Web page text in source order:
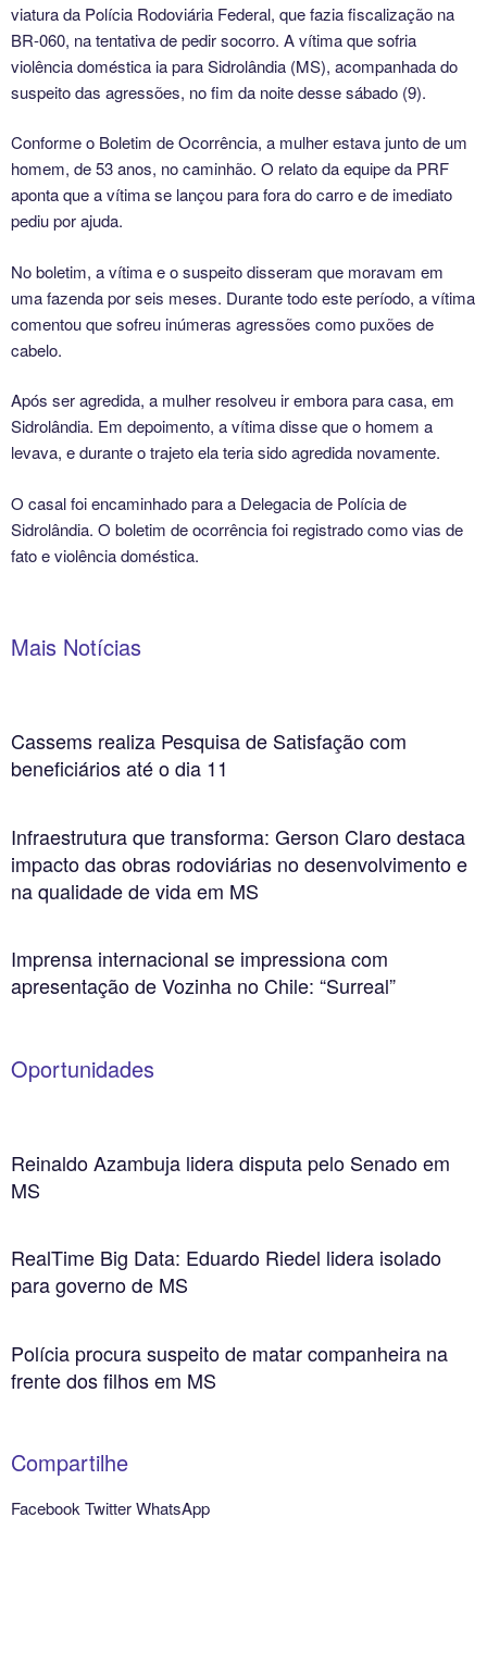
viatura da Polícia Rodoviária Federal, que fazia fiscalização na
BR-060, na tentativa de pedir socorro. A vítima que sofria
violência doméstica ia para Sidrolândia (MS), acompanhada do
suspeito das agressões, no fim da noite desse sábado (9).
Conforme o Boletim de Ocorrência, a mulher estava junto de um
homem, de 53 anos, no caminhão. O relato da equipe da PRF
aponta que a vítima se lançou para fora do carro e de imediato
pediu por ajuda.
No boletim, a vítima e o suspeito disseram que moravam em
uma fazenda por seis meses. Durante todo este período, a vítima
comentou que sofreu inúmeras agressões como puxões de
cabelo.
Após ser agredida, a mulher resolveu ir embora para casa, em
Sidrolândia. Em depoimento, a vítima disse que o homem a
levava, e durante o trajeto ela teria sido agredida novamente.
O casal foi encaminhado para a Delegacia de Polícia de
Sidrolândia. O boletim de ocorrência foi registrado como vias de
fato e violência doméstica.
Mais Notícias
Cassems realiza Pesquisa de Satisfação com
beneficiários até o dia 11
Infraestrutura que transforma: Gerson Claro destaca
impacto das obras rodoviárias no desenvolvimento e
na qualidade de vida em MS
Imprensa internacional se impressiona com
apresentação de Vozinha no Chile: “Surreal”
Oportunidades
Reinaldo Azambuja lidera disputa pelo Senado em
MS
RealTime Big Data: Eduardo Riedel lidera isolado
para governo de MS
Polícia procura suspeito de matar companheira na
frente dos filhos em MS
Compartilhe
Facebook TwitterWhatsApp